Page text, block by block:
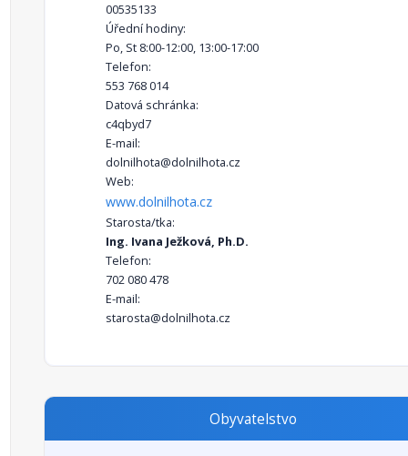
00535133
Úřední hodiny:
Po, St 8:00-12:00, 13:00-17:00
Telefon:
553 768 014
Datová schránka:
c4qbyd7
E-mail:
dolnilhota@dolnilhota.cz
Web:
www.dolnilhota.cz
Starosta/tka:
Ing. Ivana Ježková, Ph.D.
Telefon:
702 080 478
E-mail:
starosta@dolnilhota.cz
Obyvatelstvo